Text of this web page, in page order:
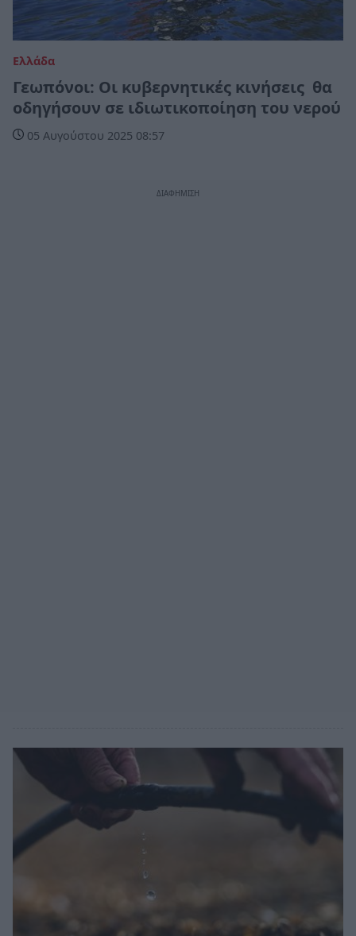
Ελλάδα
Γεωπόνοι: Οι κυβερνητικές κινήσεις θα
οδηγήσουν σε ιδιωτικοποίηση του νερού
05 Αυγούστου 2025 08:57